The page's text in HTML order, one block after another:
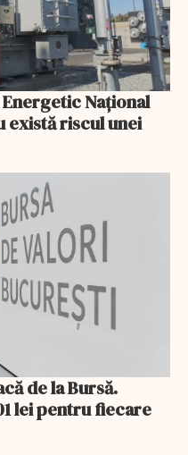
Național
există riscul unei
de la Bursă.
lei pentru fiecare